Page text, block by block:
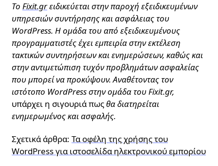
Το Fixit.grειδικεύεται στην παροχή εξειδικευμένων
υπηρεσιών συντήρησης και ασφάλειας του
WordPress. Η ομάδα του από εξειδικευμένους
προγραμματιστές έχει εμπειρία στην εκτέλεση
τακτικών συντηρήσεων και ενημερώσεων, καθώς και
στην αντιμετώπιση τυχόν προβλημάτων ασφαλείας
που μπορεί να προκύψουν. Αναθέτοντας τον
ιστότοπο WordPress στην ομάδα του Fixit.gr,
υπάρχει η σιγουριά πωςθα διατηρείται
ενημερωμένος και ασφαλής.
Σχετικά άρθρα: Τα οφέλη της χρήσης του
WordPress για ιστοσελίδα ηλεκτρονικού εμπορίου